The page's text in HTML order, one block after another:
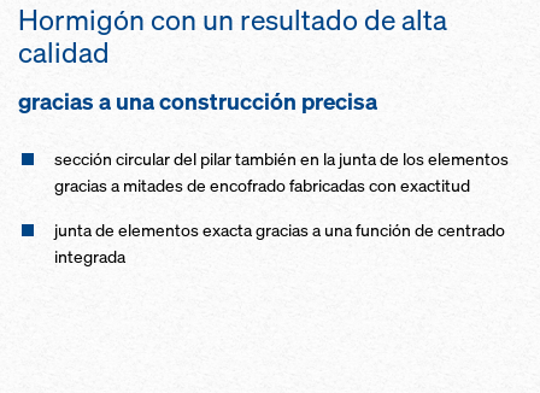
Hormigón con un resultado de alta
calidad
gracias a una construcción precisa
sección circular del pilar también en la junta de los elementos
gracias a mitades de encofrado fabricadas con exactitud
junta de elementos exacta gracias a una función de centrado
integrada